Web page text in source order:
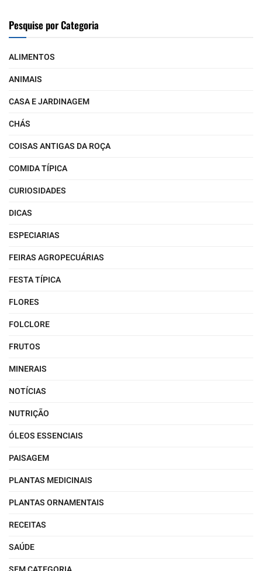
Pesquise por Categoria
ALIMENTOS
ANIMAIS
CASA E JARDINAGEM
CHÁS
COISAS ANTIGAS DA ROÇA
COMIDA TÍPICA
CURIOSIDADES
DICAS
ESPECIARIAS
FEIRAS AGROPECUÁRIAS
FESTA TÍPICA
FLORES
FOLCLORE
FRUTOS
MINERAIS
NOTÍCIAS
NUTRIÇÃO
ÓLEOS ESSENCIAIS
PAISAGEM
PLANTAS MEDICINAIS
PLANTAS ORNAMENTAIS
RECEITAS
SAÚDE